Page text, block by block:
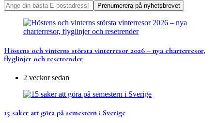
Höstens och vinterns största vinterresor 2026 – nya charterresor,
flyglinjer och resetrender
2 veckor sedan
15 saker att göra på semestern i Sverige